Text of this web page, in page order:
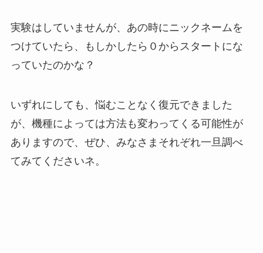
実験はしていませんが、あの時にニックネームを
つけていたら、もしかしたら０からスタートにな
っていたのかな？
いずれにしても、悩むことなく復元できました
が、機種によっては方法も変わってくる可能性が
ありますので、ぜひ、みなさまそれぞれ一旦調べ
てみてくださいネ。